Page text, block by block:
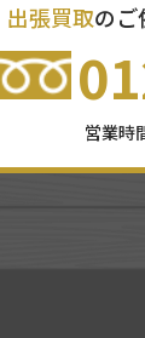
出張買取のご
営業時